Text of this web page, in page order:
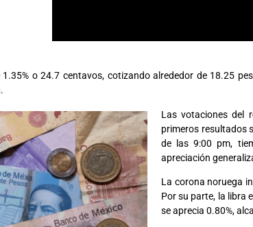
o 24.7 centavos, cotizando alrededor de 18.25
Las votaciones del
primeros resultados
de las 9:00 pm,
apreciación
La corona noruega
Por su parte, la libra
se aprecia 0.80%,